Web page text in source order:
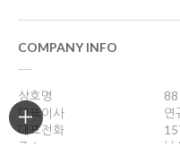
COMPANY INFO
상호명
88
대표이사
연
대표전화
주소
부